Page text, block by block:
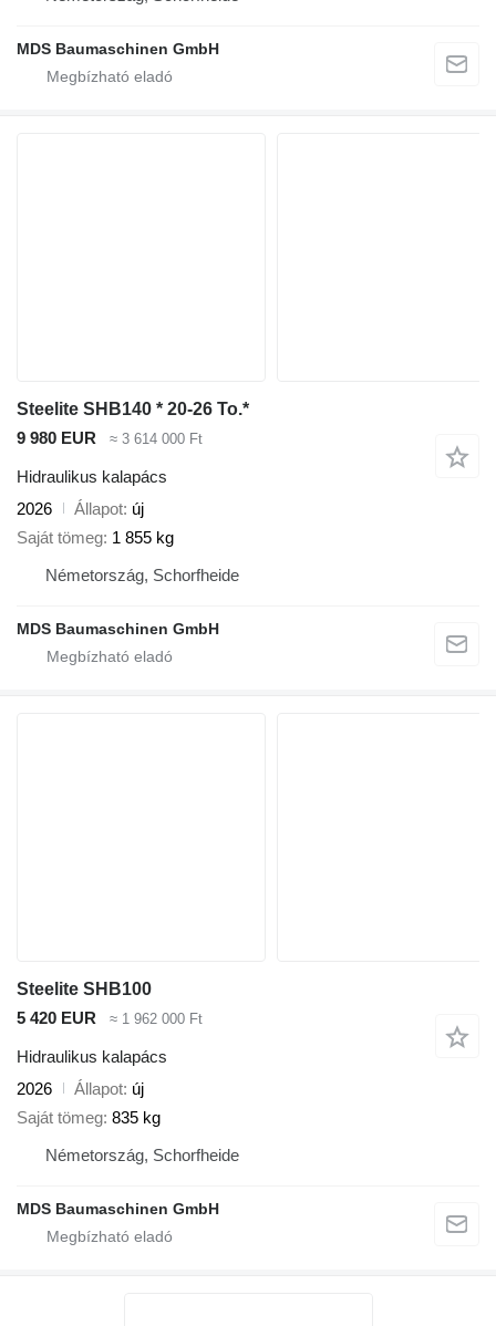
MDS Baumaschinen GmbH
Steelite SHB140 * 20-26 To.*
9 980 EUR
≈ 3 614 000 Ft
Hidraulikus kalapács
2026
Állapot új
Saját tömeg 1 855 kg
Németország, Schorfheide
MDS Baumaschinen GmbH
Steelite SHB100
5 420 EUR
≈ 1 962 000 Ft
Hidraulikus kalapács
2026
Állapot új
Saját tömeg 835 kg
Németország, Schorfheide
MDS Baumaschinen GmbH